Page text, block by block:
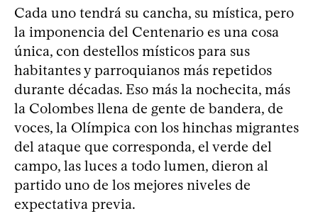
Cada uno tendrá su cancha, su mística, pero
la imponencia del Centenario es una cosa
única, con destellos místicos para sus
habitantes y parroquianos más repetidos
durante décadas. Eso más la nochecita, más
la Colombes llena de gente de bandera, de
voces, la Olímpica con los hinchas migrantes
del ataque que corresponda, el verde del
campo, las luces a todo lumen, dieron al
partido uno de los mejores niveles de
expectativa previa.